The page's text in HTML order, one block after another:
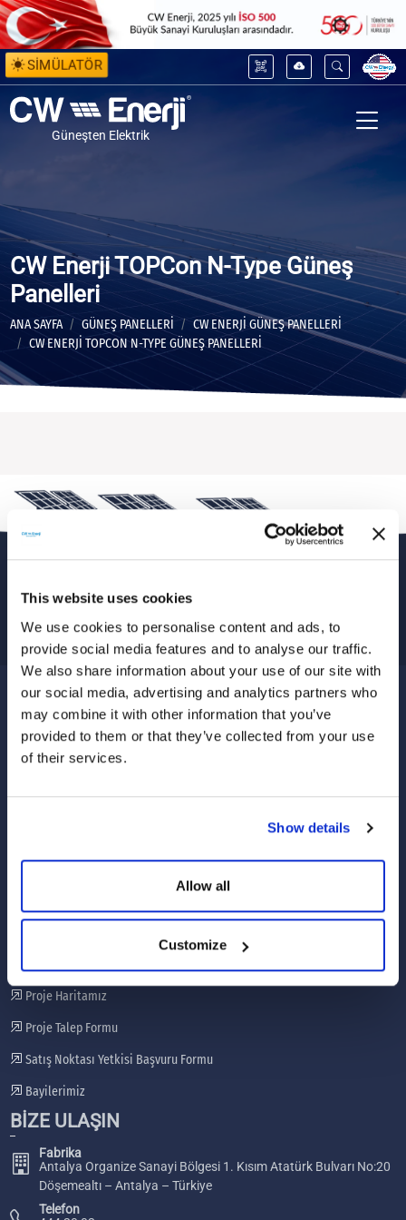
This website uses cookies
We use cookies to personalise content and ads, to
provide social media features and to analyse our traffic.
We also share information about your use of our site with
our social media, advertising and analytics partners who
may combine it with other information that you’ve
provided to them or that they’ve collected from your use
of their services.
Show details
Allow all
Customize
SİMÜLATÖR
Güneşten Elektrik
CW Enerji TOPCon N-Type Güneş
Panelleri
ANA SAYFA GÜNEŞ PANELLERİ
CW ENERJI GÜNEŞ PANELLERI
CW ENERJI TOPCON N-TYPE GÜNEŞ PANELLERI
KURUMSAL
Hakkımızda
Proje Haritamız
Proje Talep Formu
Satış Noktası Yetkisi Başvuru Formu
Bayilerimiz
BİZE ULAŞIN
Fabrika
Antalya Organize Sanayi Bölgesi 1. Kısım Atatürk Bulvarı No:20
Döşemealtı – Antalya – Türkiye
Telefon